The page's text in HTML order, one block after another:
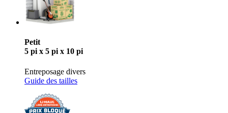
Petit
5 pi x 5 pi x 10 pi
Entreposage divers
Guide des tailles